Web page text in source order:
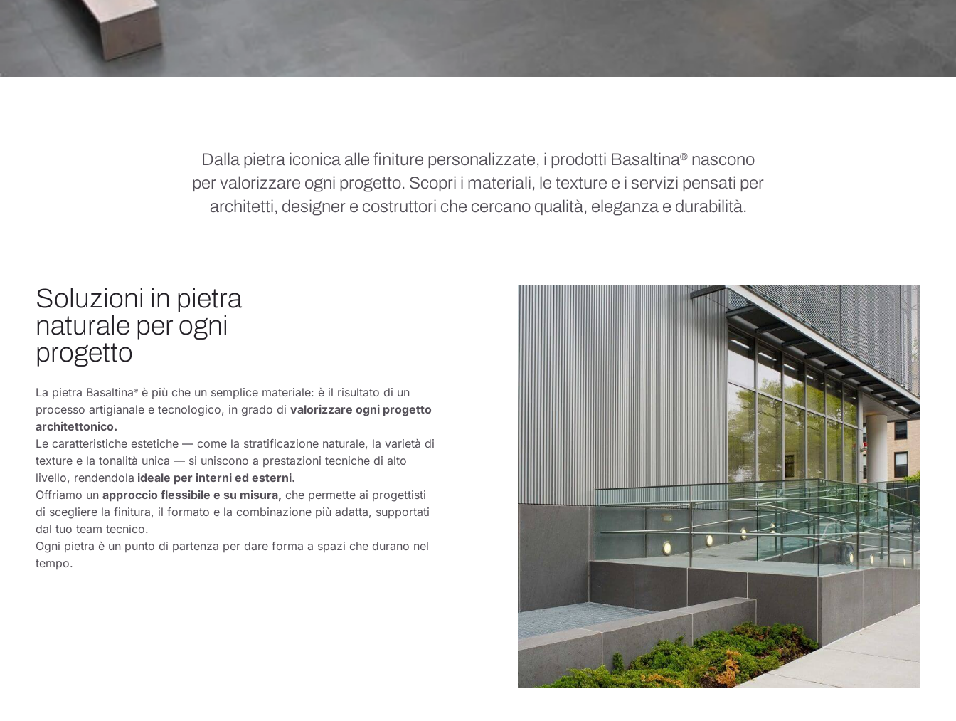
Dalla pietra iconica alle finiture personalizzate, i prodotti Basaltina® nascono
per valorizzare ogni progetto. Scopri i materiali, le texture e i servizi pensati per
architetti, designer e costruttori che cercano qualità, eleganza e durabilità.
Soluzioni in pietra
naturale per ogni
progetto
La pietra Basaltina® è più che un semplice materiale: è il risultato di un
processo artigianale e tecnologico, in grado di valorizzare ogni progetto
architettonico.
Le caratteristiche estetiche — come la stratificazione naturale, la varietà di
texture e la tonalità unica — si uniscono a prestazioni tecniche di alto
livello, rendendola ideale per interni ed esterni.
Offriamo un approccio flessibile e su misura, che permette ai progettisti
di scegliere la finitura, il formato e la combinazione più adatta, supportati
dal tuo team tecnico.
Ogni pietra è un punto di partenza per dare forma a spazi che durano nel
tempo.